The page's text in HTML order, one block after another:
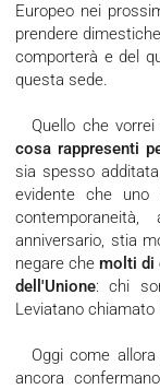
Europeo nei
prendere
comporterà e del
questa sede.
Quello che
cosa rappresenti
sia spesso
evidente che uno
anniversario, stia
negare che molti di
dell'Unione: chi
Leviatano chiamato
Oggi come
ancora